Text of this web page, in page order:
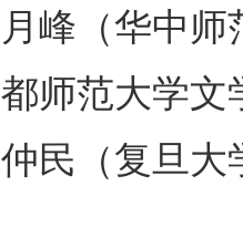
峰（华中
师范大学
民（复旦